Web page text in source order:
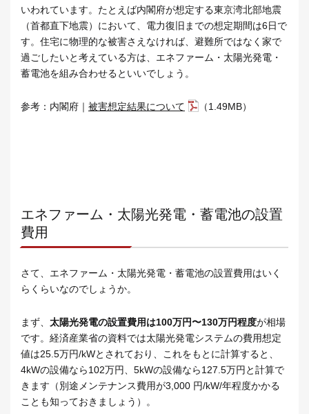
いわれています。たとえば内閣府が想定する東京湾北部地震
（首都直下地震）において、電力復旧までの想定期間は6日で
す。住宅に物理的な被害さえなければ、避難所ではなく家で
過ごしたいと考えている方は、エネファーム・太陽光発電・
蓄電池を組み合わせるといいでしょう。
参考：内閣府｜ 被害想定結果について （1.49MB）
エネファーム・太陽光発電・蓄電池の設置
費用
さて、エネファーム・太陽光発電・蓄電池の設置費用はいく
らくらいなのでしょうか。
まず、 太陽光発電の設置費用は100万円〜130万円程度が相場
です。経済産業省の資料では太陽光発電システムの費用想定
値は25.5万円/kWとされており、これをもとに計算すると、
4kWの設備なら102万円、5kWの設備なら127.5万円と計算で
きます（別途メンテナンス費用が3,000 円/kW/年程度かかる
ことも知っておきましょう）。